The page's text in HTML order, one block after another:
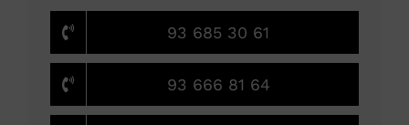
93 685 30 61
93 666 81 64